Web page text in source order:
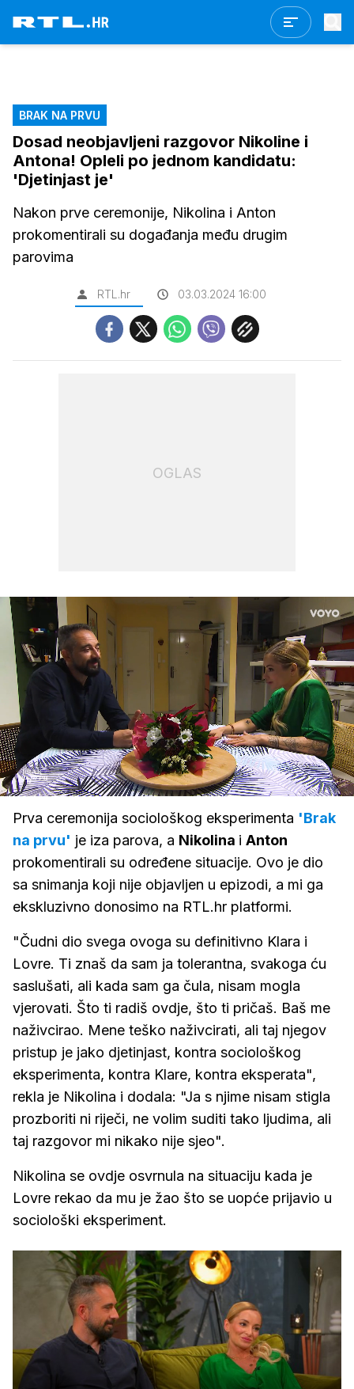
BRAK NA PRVU
Dosad neobjavljeni razgovor Nikoline i
Antona! Opleli po jednom kandidatu:
'Djetinjast je'
Nakon prve ceremonije, Nikolina i Anton
prokomentirali su događanja među drugim
parovima
RTL.hr 03.03.2024 16:00
OGLAS
Upali
zvuk
/
Loaded:
44.91%
Prva ceremonija sociološkog eksperimenta 'Brak
na prvu' je iza parova, a Nikolina i Anton
prokomentirali su određene situacije. Ovo je dio
sa snimanja koji nije objavljen u epizodi, a mi ga
ekskluzivno donosimo na RTL.hr platformi.
"Čudni dio svega ovoga su definitivno Klara i
Lovre. Ti znaš da sam ja tolerantna, svakoga ću
saslušati, ali kada sam ga čula, nisam mogla
vjerovati. Što ti radiš ovdje, što ti pričaš. Baš me
naživcirao. Mene teško naživcirati, ali taj njegov
pristup je jako djetinjast, kontra sociološkog
eksperimenta, kontra Klare, kontra eksperata",
rekla je Nikolina i dodala: "Ja s njime nisam stigla
prozboriti ni riječi, ne volim suditi tako ljudima, ali
taj razgovor mi nikako nije sjeo".
Nikolina se ovdje osvrnula na situaciju kada je
Lovre rekao da mu je žao što se uopće prijavio u
sociološki eksperiment.